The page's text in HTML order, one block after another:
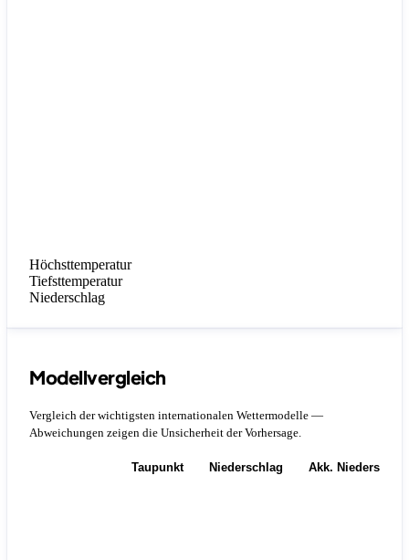
Höchsttemperatur
Tiefsttemperatur
Niederschlag
Modellvergleich
Vergleich der wichtigsten internationalen Wettermodelle —
Abweichungen zeigen die Unsicherheit der Vorhersage.
Taupunkt Niederschlag Akk.